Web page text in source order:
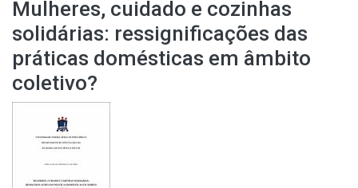
Mulheres, cuidado e cozinhas
solidárias: ressignificações das
práticas domésticas em âmbito
coletivo?